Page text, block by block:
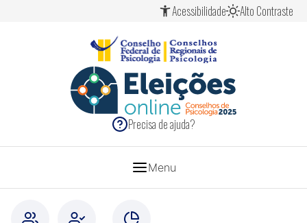
Acessibilidade Alto Contraste
ELEIÇÕES
2025
SISTEMA
CONSELHOS
PSICOLOGIA
Precisa de ajuda?
Menu